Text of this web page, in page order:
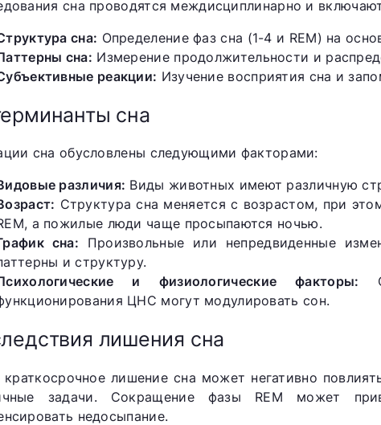
сна проводятся междисциплинарно и
сна: Определение фаз сна (1-4 и REM) на
сна: Измерение продолжительности и
реакции: Изучение восприятия сна и
сна
сна обусловлены следующими факторами:
различия: Виды животных имеют различную
Структура сна меняется с возрастом, при
а пожилые люди чаще просыпаются ночью.
сна: Произвольные или непредвиденные
и структуру.
и физиологические факторы:
ЦНС могут модулировать сон.
лишения сна
лишение сна может негативно
задачи. Сокращение фазы REM может
недосыпание.